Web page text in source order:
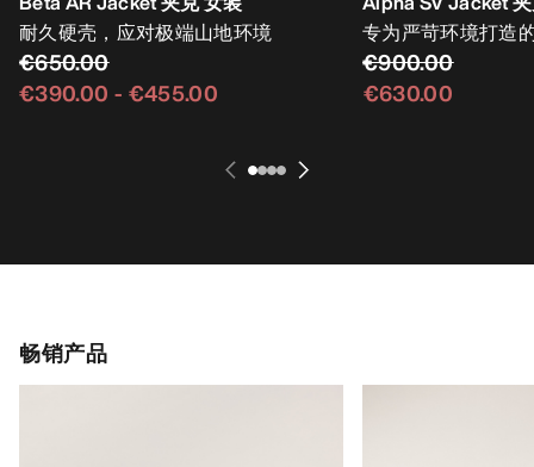
耐久硬壳，应对极端山地环境
€650.00
€390.00 - €455.00
专为严苛环境打造
€900.00
€630.00
畅销产品